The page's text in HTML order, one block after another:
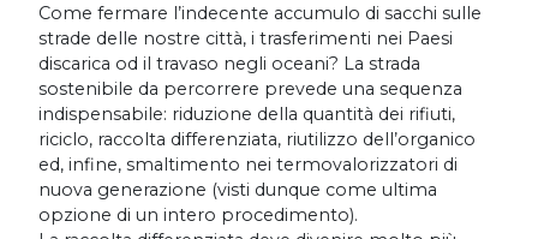
Come fermare l’indecente accumulo di sacchi sulle
strade delle nostre città, i trasferimenti nei Paesi
discarica od il travaso negli oceani? La strada
sostenibile da percorrere prevede una sequenza
indispensabile: riduzione della quantità dei rifiuti,
riciclo, raccolta differenziata, riutilizzo dell’organico
ed, infine, smaltimento nei termovalorizzatori di
nuova generazione (visti dunque come ultima
opzione di un intero procedimento).